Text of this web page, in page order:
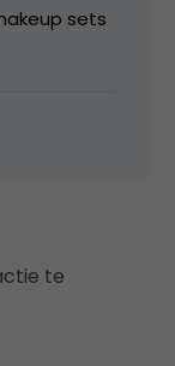
sets
te